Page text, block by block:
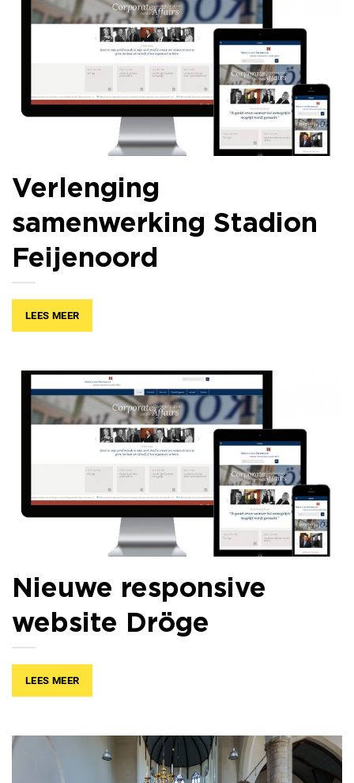
Verlenging
samenwerking Stadion
Feijenoord
LEES MEER
Nieuwe responsive
website Dröge
LEES MEER